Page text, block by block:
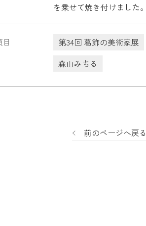
を乗せて焼き付けました。
第34回 葛飾の美術家展
森山みちる
前のページへ戻る